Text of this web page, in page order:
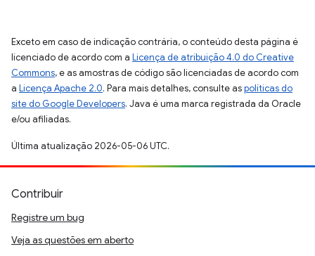
Exceto em caso de indicação contrária, o conteúdo desta página é
licenciado de acordo com a Licença de atribuição 4.0 do Creative
Commons, e as amostras de código são licenciadas de acordo com
a Licença Apache 2.0. Para mais detalhes, consulte aspolíticas do
site do Google Developers. Java é uma marca registrada da Oracle
e/ou afiliadas.
Última atualização 2026-05-06 UTC.
Contribuir
Registre um bug
Veja as questões em aberto